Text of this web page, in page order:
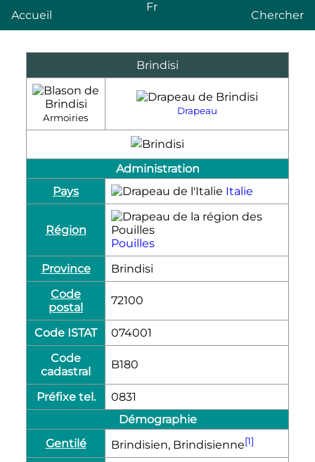
Accueil
Fr
Chercher
Brindisi
Armoiries
Drapeau
Administration
Pays
Italie
Région
Pouilles
Province
Brindisi
Code
postal
72100
Code ISTAT
074001
Code
cadastral
B180
Préfixe tel.
0831
Démographie
Gentilé
Brindisien, Brindisienne[1]